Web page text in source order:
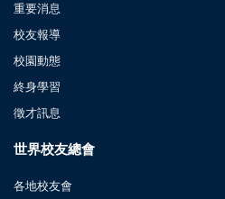
重要消息
校友報導
校園動態
終身學習
徵才訊息
世界校友總會
各地校友會